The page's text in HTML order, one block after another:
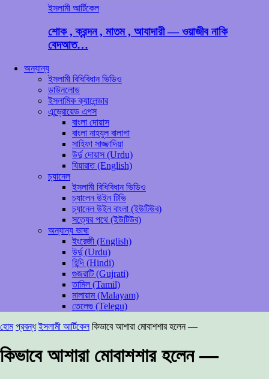
ইসলামী আর্টিকেল
শোক , ক্রন্দন , মাতম , আযাদারী — ওয়াজীব নাকি
বেদআত…
অন্যান্য
ইসলামী বিধিবিধান ভিডিও
ডাউনলোড
ইসলামিক ক্যালেন্ডার
এন্ড্রোয়েড এপস
বাংলা দোয়াস
বাংলা নাহযুল বালাগা
সাহিফা সাজ্জাদিয়া
উর্দু দোয়াস (Urdu)
যিয়ারাত (English)
চ্যানেল
ইসলামী বিধিবিধান ভিডিও
চ্যালেন উইন টিভি
চ্যানেল উইন বাংলা (ইউটিউব)
সত্যের পথে (ইউটিউব)
অন্যান্য ভাষা
ইংরেজী (English)
উর্দু (Urdu)
হিন্দি (Hindi)
গুজরাটি (Gujrati)
তামিল (Tamil)
মালায়াম (Malayam)
তেলেগু (Telegu)
হোম প্রবন্ধ ইসলামী আর্টিকেল কিভাবে আশারা মোবাশশার হলেন —
কিভাবে আশারা মোবাশশার হলেন —